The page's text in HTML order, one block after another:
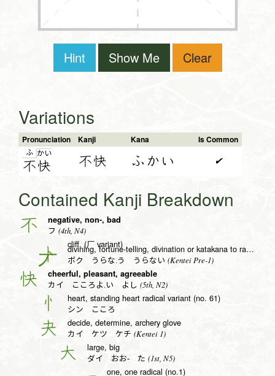
Hint Show Me Clear
Variations
Pronunciation Kanji Kana Is Common
ふ
不
かい
快 不快 ふかい ✔
Contained Kanji Breakdown
不 negative, non-, bad
フ (4th, N4)
cliff, (厂 variant)
卜 divining, fortune-telling, divination or katakana to radical (no. 25)
ボク うらな.う うらない (Kentei Pre-1)
快 cheerful, pleasant, agreeable
カイ こころよ.い よし (5th, N2)
忄 heart, standing heart radical variant (no. 61)
シン こころ
夬 decide, determine, archery glove
カイ ケツ ケチ (Kentei 1)
大 large, big
ダイ おお- た (1st, N5)
one, one radical (no.1)